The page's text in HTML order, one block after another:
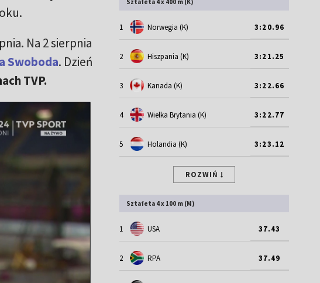
Na 2 sierpnia
Swoboda. Dzień
TVP.
Sztafeta 4 x 400 m (K)
1 Norwegia (K) 3:20.96
2 Hiszpania (K) 3:21.25
3 Kanada (K) 3:22.66
4 Wielka Brytania (K) 3:22.77
5 Holandia (K) 3:23.12
ROZWIŃ
Sztafeta 4 x 100 m (M)
1 USA 37.43
2 RPA 37.49